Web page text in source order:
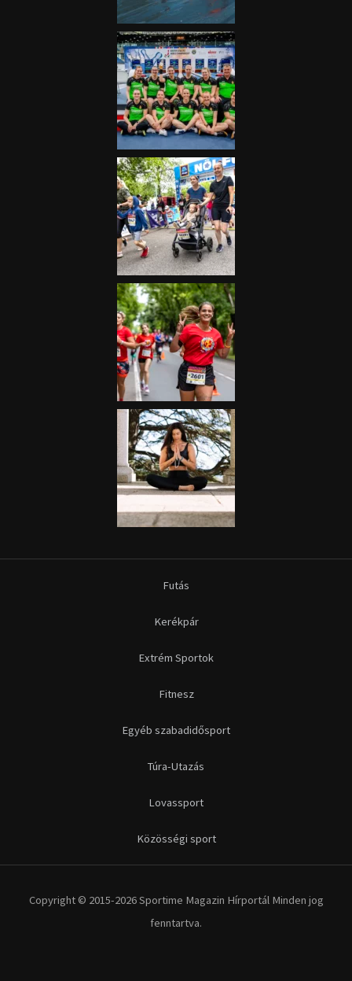
Futás
Kerékpár
Extrém Sportok
Fitnesz
Egyéb szabadidősport
Túra-Utazás
Lovassport
Közösségi sport
Copyright © 2015-2026 Sportime Magazin Hírportál Minden jog
fenntartva.